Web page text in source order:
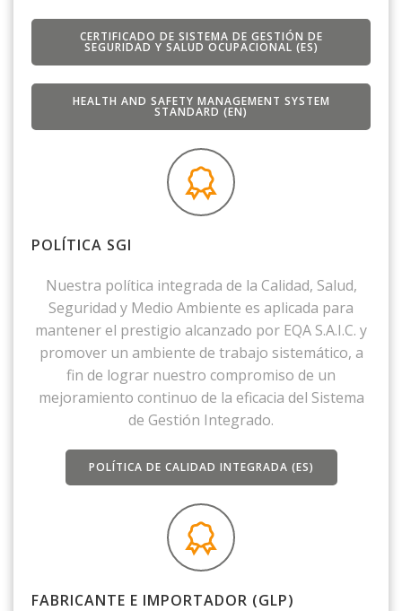
CERTIFICADO DE SISTEMA DE GESTIÓN DE
SEGURIDAD Y SALUD OCUPACIONAL (ES)
HEALTH AND SAFETY MANAGEMENT SYSTEM
STANDARD (EN)
POLÍTICA SGI
Nuestra política integrada de la Calidad, Salud,
Seguridad y Medio Ambiente es aplicada para
mantener el prestigio alcanzado por EQA S.A.I.C. y
promover un ambiente de trabajo sistemático, a
fin de lograr nuestro compromiso de un
mejoramiento continuo de la eficacia del Sistema
de Gestión Integrado.
POLÍTICA DE CALIDAD INTEGRADA (ES)
FABRICANTE E IMPORTADOR (GLP)